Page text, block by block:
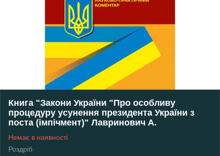
Книга "Закони України "Про особливу
процедуру усунення президента України з
поста (імпічмент)" Лавринович А.
Немає в наявності
Роздріб